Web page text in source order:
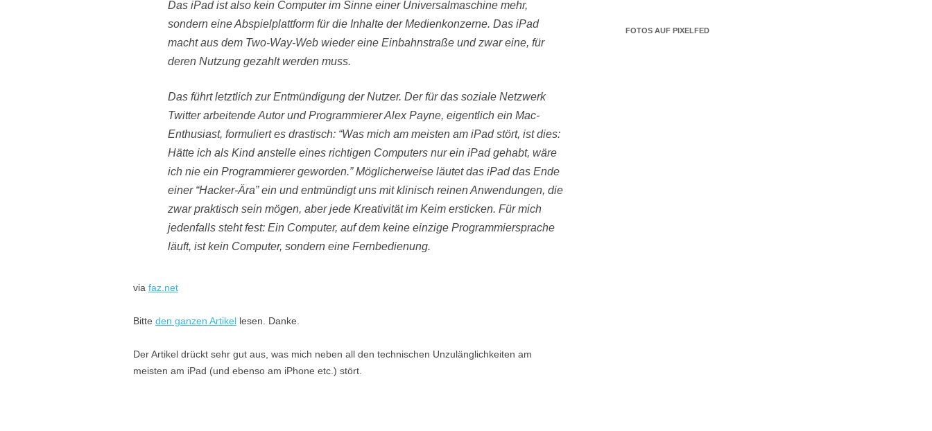
Das iPad ist also kein Computer im Sinne einer Universalmaschine mehr,
sondern eine Abspielplattform für die Inhalte der Medienkonzerne. Das iPad
macht aus dem Two-Way-Web wieder eine Einbahnstraße und zwar eine, für
deren Nutzung gezahlt werden muss.
Das führt letztlich zur Entmündigung der Nutzer. Der für das soziale Netzwerk
Twitter arbeitende Autor und Programmierer Alex Payne, eigentlich ein Mac-
Enthusiast, formuliert es drastisch: “Was mich am meisten am iPad stört, ist dies:
Hätte ich als Kind anstelle eines richtigen Computers nur ein iPad gehabt, wäre
ich nie ein Programmierer geworden.” Möglicherweise läutet das iPad das Ende
einer “Hacker-Ära” ein und entmündigt uns mit klinisch reinen Anwendungen, die
zwar praktisch sein mögen, aber jede Kreativität im Keim ersticken. Für mich
jedenfalls steht fest: Ein Computer, auf dem keine einzige Programmiersprache
läuft, ist kein Computer, sondern eine Fernbedienung.
via faz.net
Bitte den ganzen Artikel lesen. Danke.
Der Artikel drückt sehr gut aus, was mich neben all den technischen Unzulänglichkeiten am
meisten am iPad (und ebenso am iPhone etc.) stört.
FOTOS AUF PIXELFED